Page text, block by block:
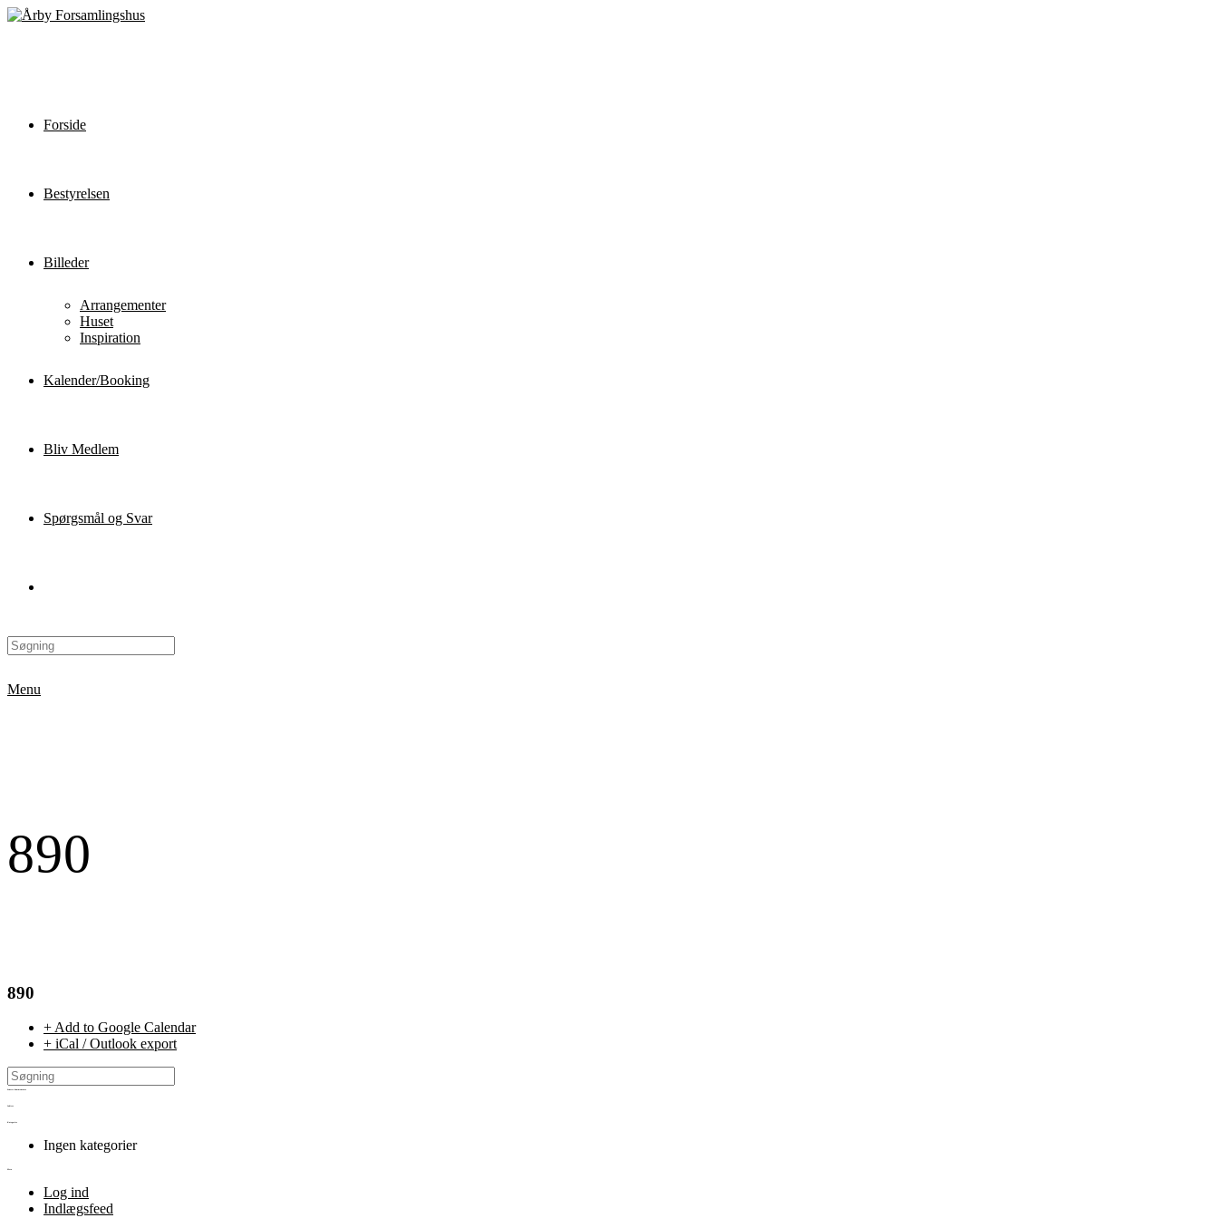
Forside
Bestyrelsen
Billeder
Arrangementer
Huset
Inspiration
Kalender/Booking
Bliv Medlem
Spørgsmål og Svar
Menu
890
890
+ Add to Google Calendar
+ iCal / Outlook export
Ingen kategorier
Log ind
Indlægsfeed